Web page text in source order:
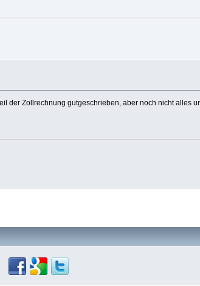
der Zollrechnung gutgeschrieben, aber noch nicht alles